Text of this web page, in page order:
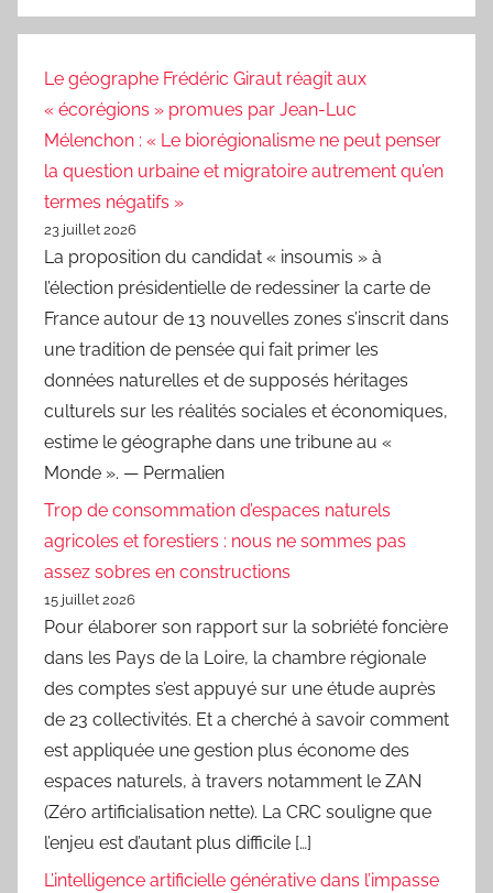
Le géographe Frédéric Giraut réagit aux
« écorégions » promues par Jean-Luc
Mélenchon : « Le biorégionalisme ne peut penser
la question urbaine et migratoire autrement qu’en
termes négatifs »
23 juillet 2026
La proposition du candidat « insoumis » à
l’élection présidentielle de redessiner la carte de
France autour de 13 nouvelles zones s’inscrit dans
une tradition de pensée qui fait primer les
données naturelles et de supposés héritages
culturels sur les réalités sociales et économiques,
estime le géographe dans une tribune au «
Monde ». — Permalien
Trop de consommation d’espaces naturels
agricoles et forestiers : nous ne sommes pas
assez sobres en constructions
15 juillet 2026
Pour élaborer son rapport sur la sobriété foncière
dans les Pays de la Loire, la chambre régionale
des comptes s’est appuyé sur une étude auprès
de 23 collectivités. Et a cherché à savoir comment
est appliquée une gestion plus économe des
espaces naturels, à travers notamment le ZAN
(Zéro artificialisation nette). La CRC souligne que
l’enjeu est d’autant plus difficile […]
L’intelligence artificielle générative dans l’impasse